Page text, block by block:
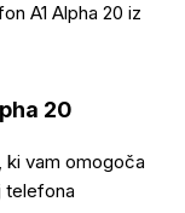
A1 Alpha 20 iz
20
ki vam omogoča
telefona